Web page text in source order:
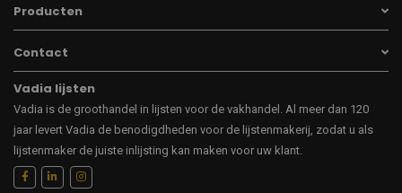
Producten
Contact
Vadia lijsten
Vadia is de groothandel in lijsten voor de vakhandel. Al meer dan 120
jaar levert Vadia de benodigdheden voor de lijstenmakerij, zodat u als
lijstenmaker de juiste inlijsting kan maken voor uw klant.